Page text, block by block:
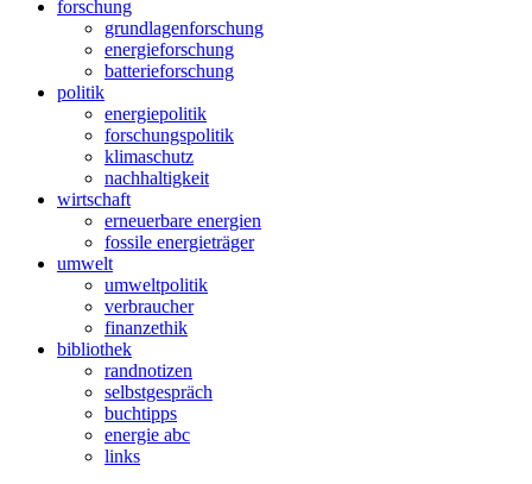
forschung
grundlagenforschung
energieforschung
batterieforschung
politik
energiepolitik
forschungspolitik
klimaschutz
nachhaltigkeit
wirtschaft
erneuerbare energien
fossile energieträger
umwelt
umweltpolitik
verbraucher
finanzethik
bibliothek
randnotizen
selbstgespräch
buchtipps
energie abc
links